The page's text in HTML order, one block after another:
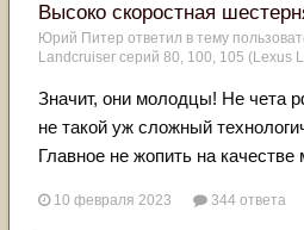
Высоко скоростная
Юрий Питер ответил в тему
Landcruiser серий 80, 100, 105 (Lexus
Значит, они молодцы! Не чета
не такой уж сложный
Главное не жопить на качестве
10 февраля 2023 344 ответа